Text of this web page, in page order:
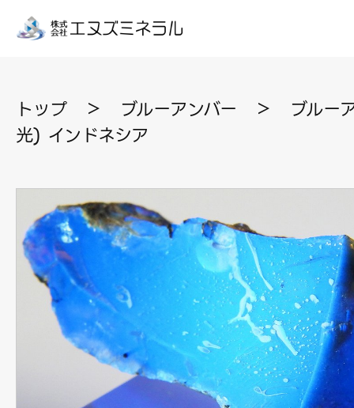
トップ ＞ ブルーアンバー ＞
ブルー
光) インドネシア